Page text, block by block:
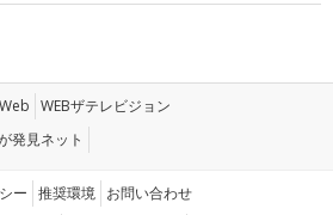
WEBザテレビジョン
発見ネット
ー 推奨環境 お問い合わせ